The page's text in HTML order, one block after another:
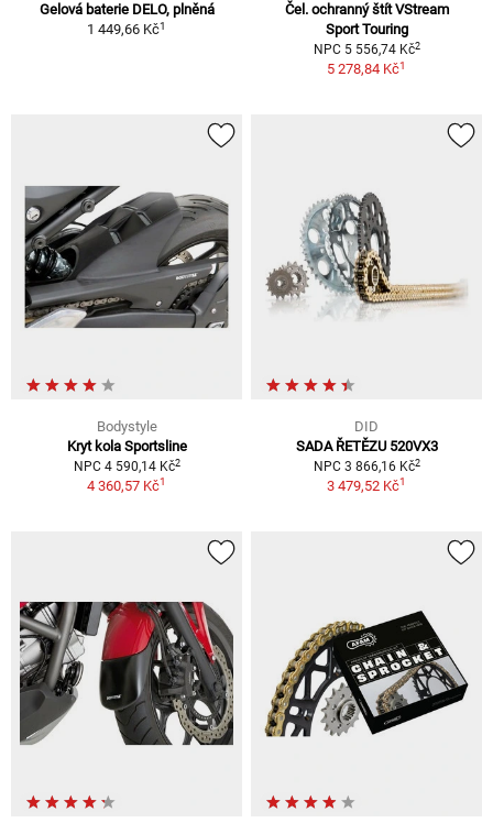
Gelová baterie DELO, plněná
1 449,66 Kč1
Čel. ochranný štít VStream
Sport Touring
NPC 5 556,74 Kč2
5 278,84 Kč1
Bodystyle
Kryt kola Sportsline
NPC 4 590,14 Kč2
4 360,57 Kč1
DID
SADA ŘETĚZU 520VX3
NPC 3 866,16 Kč2
3 479,52 Kč1